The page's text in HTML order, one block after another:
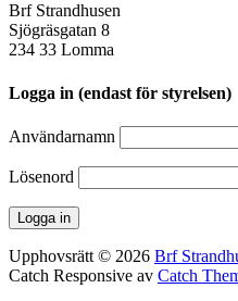
Brf Strandhusen
Sjögräsgatan 8
234 33 Lomma
Logga in (endast för styrelsen)
Användarnamn
Lösenord
Upphovsrätt © 2026 Brf
Catch Responsive av Catch